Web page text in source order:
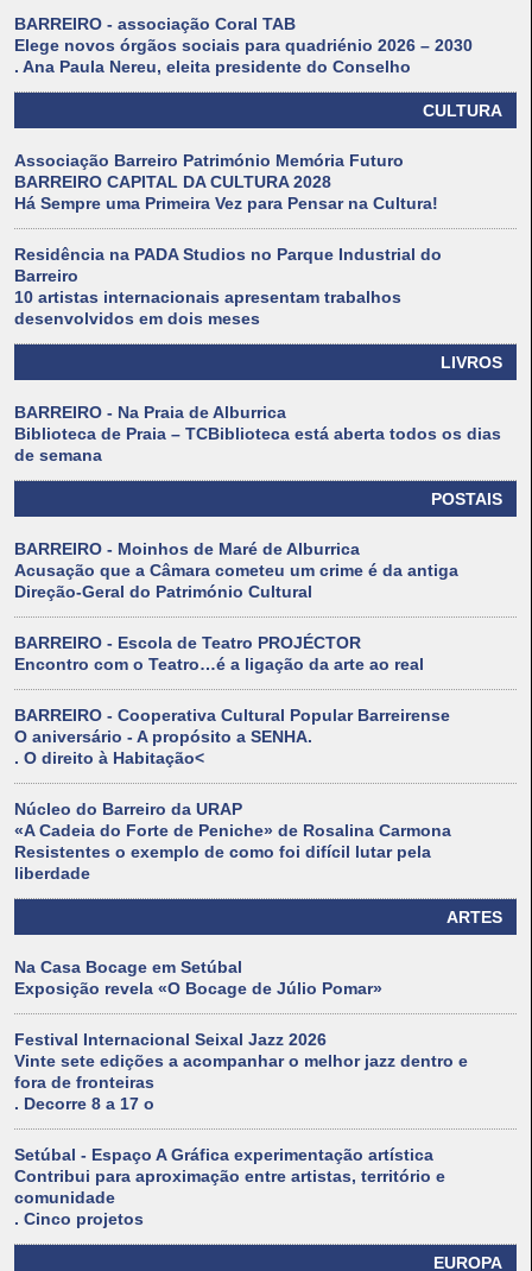
BARREIRO - associação Coral TAB
Elege novos órgãos sociais para quadriénio 2026 – 2030
. Ana Paula Nereu, eleita presidente do Conselho
CULTURA
Associação Barreiro Património Memória Futuro
BARREIRO CAPITAL DA CULTURA 2028
Há Sempre uma Primeira Vez para Pensar na Cultura!
Residência na PADA Studios no Parque Industrial do
Barreiro
10 artistas internacionais apresentam trabalhos
desenvolvidos em dois meses
LIVROS
BARREIRO - Na Praia de Alburrica
Biblioteca de Praia – TCBiblioteca está aberta todos os dias
de semana
POSTAIS
BARREIRO - Moinhos de Maré de Alburrica
Acusação que a Câmara cometeu um crime é da antiga
Direção-Geral do Património Cultural
BARREIRO - Escola de Teatro PROJÉCTOR
Encontro com o Teatro…é a ligação da arte ao real
BARREIRO - Cooperativa Cultural Popular Barreirense
O aniversário - A propósito a SENHA.
. O direito à Habitação<
Núcleo do Barreiro da URAP
«A Cadeia do Forte de Peniche» de Rosalina Carmona
Resistentes o exemplo de como foi difícil lutar pela
liberdade
ARTES
Na Casa Bocage em Setúbal
Exposição revela «O Bocage de Júlio Pomar»
Festival Internacional Seixal Jazz 2026
Vinte sete edições a acompanhar o melhor jazz dentro e
fora de fronteiras
. Decorre 8 a 17 o
Setúbal - Espaço A Gráfica experimentação artística
Contribui para aproximação entre artistas, território e
comunidade
. Cinco projetos
EUROPA